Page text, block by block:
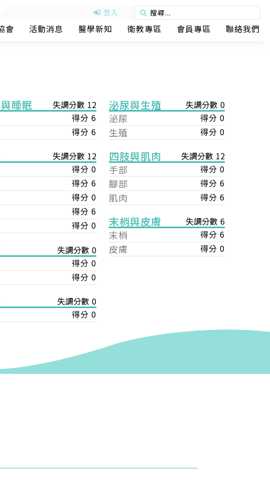
登入
會 活動消息 醫學新知 衛教專區 會員專區 聯絡我們
睡眠 失調分數 12
得分 6
得分 6
失調分數 12
得分 0
得分 6
得分 0
得分 6
得分 0
失調分數 0
得分 0
得分 0
失調分數 0
得分 0
泌尿與生殖 失調分數 0
泌尿 得分 0
生殖 得分 0
四肢與肌肉 失調分數 12
手部 得分 0
腳部 得分 6
肌肉 得分 6
末梢與皮膚 失調分數 6
末梢 得分 6
皮膚 得分 0
會審核